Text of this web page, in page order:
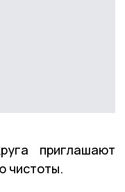
приглашают
чистоты.